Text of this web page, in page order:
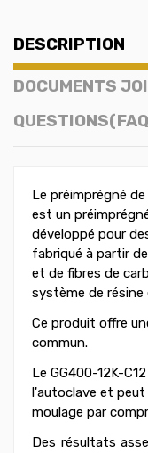
DESCRIPTION
DOCUMENTS
Le préimprégné
est un
développé pour
fabriqué à partir
et de fibres de
système de résine
Ce produit offre
commun.
Le GG400-12K-
l'autoclave et
moulage par
Des résultats